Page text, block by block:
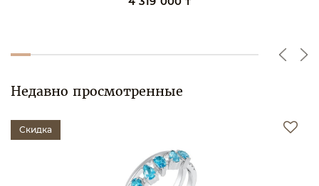
4 319 000 ₸
Недавно просмотренные
Скидка